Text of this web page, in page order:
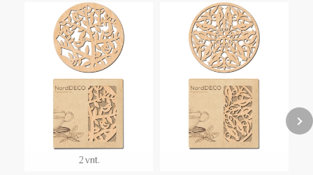
2 vnt.